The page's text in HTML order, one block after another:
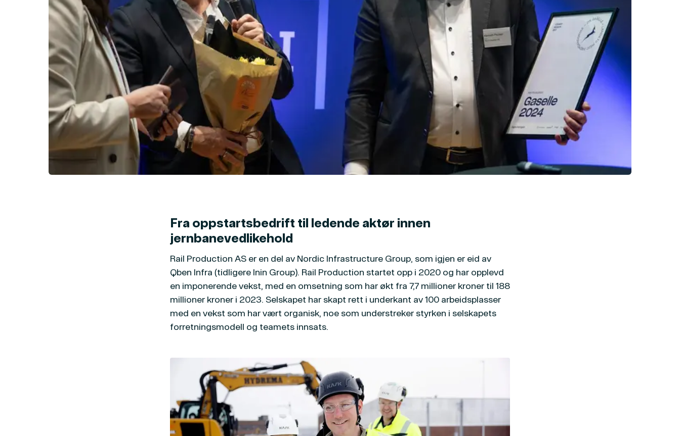
Fra oppstartsbedrift til ledende aktør innen
jernbanevedlikehold
Rail Production AS er en del av Nordic Infrastructure Group, som igjen er eid av
Qben Infra (tidligere Inin Group). Rail Production startet opp i 2020 og har opplevd
en imponerende vekst, med en omsetning som har økt fra 7,7 millioner kroner til 188
millioner kroner i 2023. Selskapet har skapt rett i underkant av 100 arbeidsplasser
med en vekst som har vært organisk, noe som understreker styrken i selskapets
forretningsmodell og teamets innsats.